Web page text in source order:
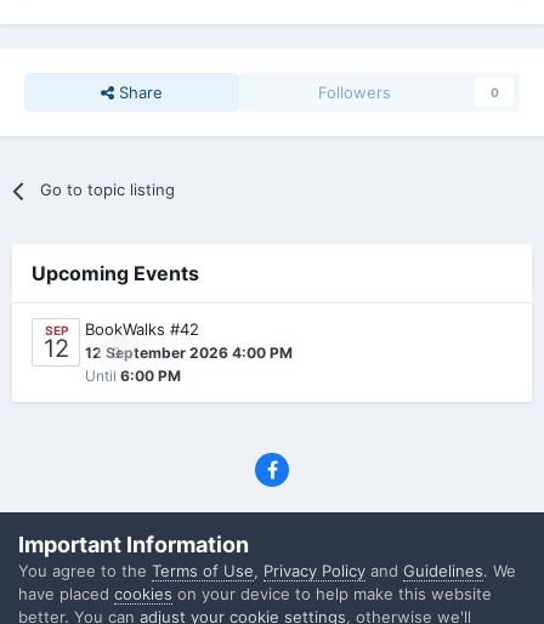
Share Followers 0
Go to topic listing
Upcoming Events
SEP
12 0
BookWalks #42
12 September 2026 4:00 PM
Until 6:00 PM
(C) SFF.gr, All rights reserved
Powered by Invision Community
Important Information
You agree to the Terms of Use, Privacy Policy and Guidelines. We
have placed cookies on your device to help make this website
better. You can adjust your cookie settings, otherwise we'll